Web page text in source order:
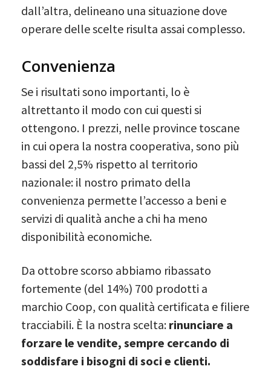
dall’altra, delineano una situazione dove
operare delle scelte risulta assai complesso.
Convenienza
Se i risultati sono importanti, lo è
altrettanto il modo con cui questi si
ottengono. I prezzi, nelle province toscane
in cui opera la nostra cooperativa, sono più
bassi del 2,5% rispetto al territorio
nazionale: il nostro primato della
convenienza permette l’accesso a beni e
servizi di qualità anche a chi ha meno
disponibilità economiche.
Da ottobre scorso abbiamo ribassato
fortemente (del 14%) 700 prodotti a
marchio Coop, con qualità certificata e filiere
tracciabili. È la nostra scelta: rinunciare a
forzare le vendite, sempre cercando di
soddisfare i bisogni di soci e clienti.